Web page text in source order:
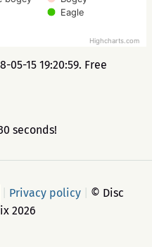
Eagle
Highcharts.com
05-15 19:20:59. Free
seconds!
Privacy policy
© Disc
2026